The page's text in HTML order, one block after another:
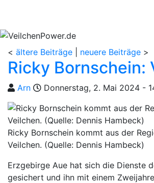
< ältere Beiträge neuere Beiträge >
Ricky Bornschein:
Geschrieben von
Arn am Donnerstag, 2. Mai 2024 -
Ricky Bornschein kommt aus der
Veilchen. (Quelle: Dennis Hambeck)
Erzgebirge Aue hat sich die Dienste
gesichert und ihn mit einem